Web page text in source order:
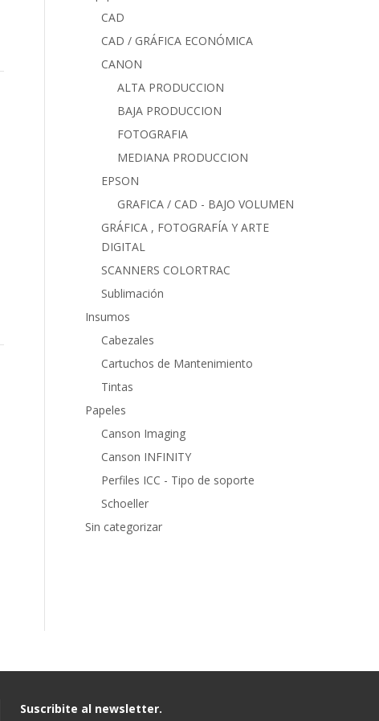
CAD
CAD / GRÁFICA ECONÓMICA
CANON
ALTA PRODUCCION
BAJA PRODUCCION
FOTOGRAFIA
MEDIANA PRODUCCION
EPSON
GRAFICA / CAD - BAJO VOLUMEN
GRÁFICA , FOTOGRAFÍA Y ARTE
DIGITAL
SCANNERS COLORTRAC
Sublimación
Insumos
Cabezales
Cartuchos de Mantenimiento
Tintas
Papeles
Canson Imaging
Canson INFINITY
Perfiles ICC - Tipo de soporte
Schoeller
Sin categorizar
Suscribite al newsletter.